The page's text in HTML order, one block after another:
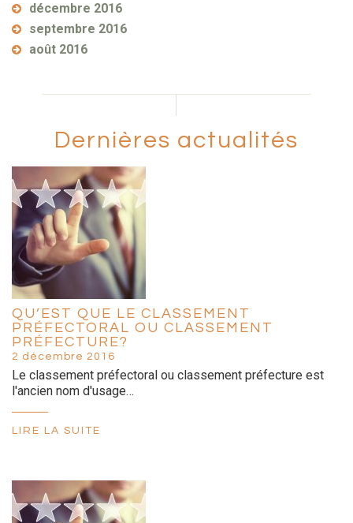
décembre 2016
septembre 2016
août 2016
Dernières actualités
QU’EST QUE LE CLASSEMENT
PRÉFECTORAL OU CLASSEMENT
PRÉFECTURE?
2 décembre 2016
Le classement préfectoral ou classement préfecture est
l'ancien nom d'usage…
LIRE LA SUITE